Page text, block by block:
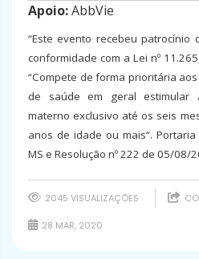
Apoio:AbbVie
“Este evento recebeu patrocínio
conformidade com a Lei nº
“Compete de forma prioritária
de saúde em geral estimular
materno exclusivo até os seis
anos de idade ou mais“.
MS e Resolução nº 222 de 05/08/
2045 VISUALIZAÇÕES
28 MAR, 2020